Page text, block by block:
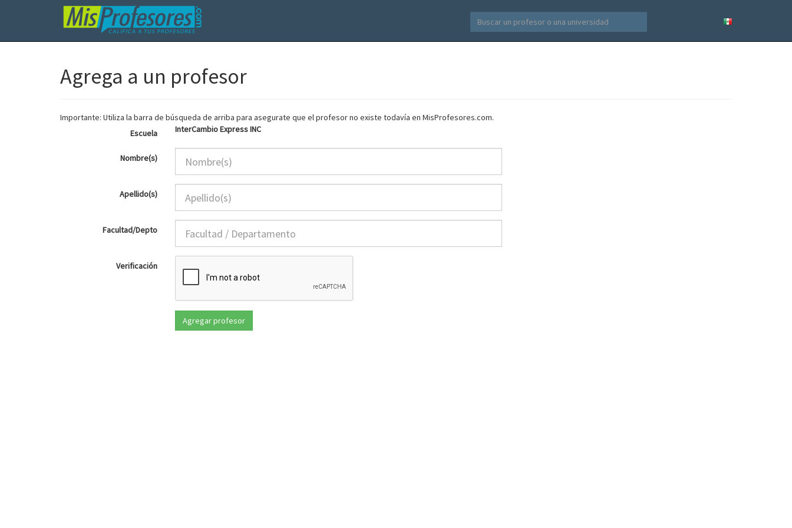
Agrega a un profesor
Importante: Utiliza la barra de búsqueda de arriba para asegurate que el profesor no existe todavía en MisProfesores.com.
Escuela
InterCambio Express INC
Nombre(s)
Apellido(s)
Facultad/Depto
Verificación